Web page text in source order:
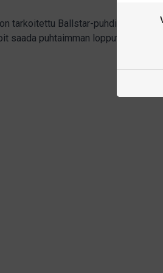
tarkoitettu Ballstar-
saada puhtaimman lopputuloksen.